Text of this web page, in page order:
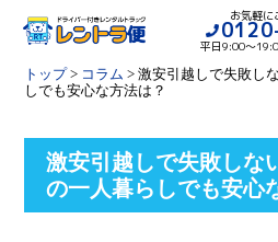
お気軽に
平日9:00〜
トップ> コラム > 激安引越しで失敗し
しでも安心な方法は？
激安引越しで失敗しな
の一人暮らしでも安心